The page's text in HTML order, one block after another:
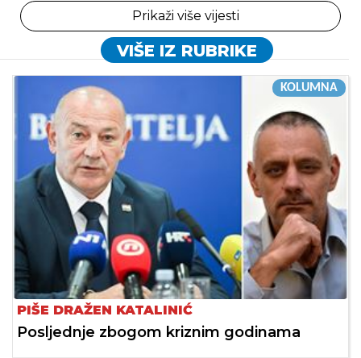
Prikaži više vijesti
VIŠE IZ RUBRIKE
KOLUMNA
PIŠE DRAŽEN KATALINIĆ
Posljednje zbogom kriznim godinama